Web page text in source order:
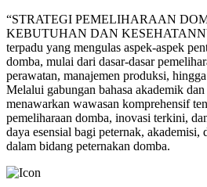
“STRATEGI PEMELIHARAAN
KEBUTUHAN DAN
terpadu yang mengulas aspek-aspek
domba, mulai dari dasar-dasar
perawatan, manajemen produksi,
Melalui gabungan bahasa akademik
menawarkan wawasan komprehensif
pemeliharaan domba, inovasi terkini,
daya esensial bagi peternak, akademisi,
dalam bidang peternakan domba.